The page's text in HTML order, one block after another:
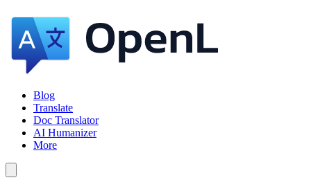
Blog
Translate
Doc Translator
AI Humanizer
More